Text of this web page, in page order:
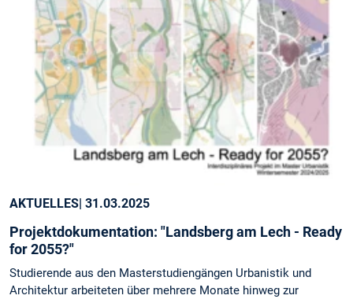
AKTUELLES| 31.03.2025
Projektdokumentation: "Landsberg am Lech - Ready
for 2055?"
Studierende aus den Masterstudiengängen Urbanistik und
Architektur arbeiteten über mehrere Monate hinweg zur